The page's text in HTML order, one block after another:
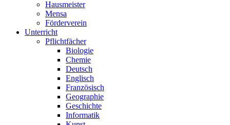
Hausmeister
Mensa
Förderverein
Unterricht
Pflichtfächer
Biologie
Chemie
Deutsch
Englisch
Französisch
Geographie
Geschichte
Informatik